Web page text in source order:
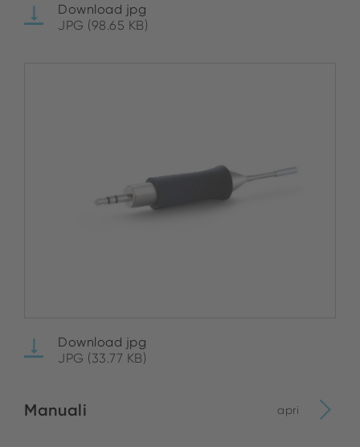
Download jpg
JPG (98.65 KB)
Download jpg
JPG (33.77 KB)
Manuali apri